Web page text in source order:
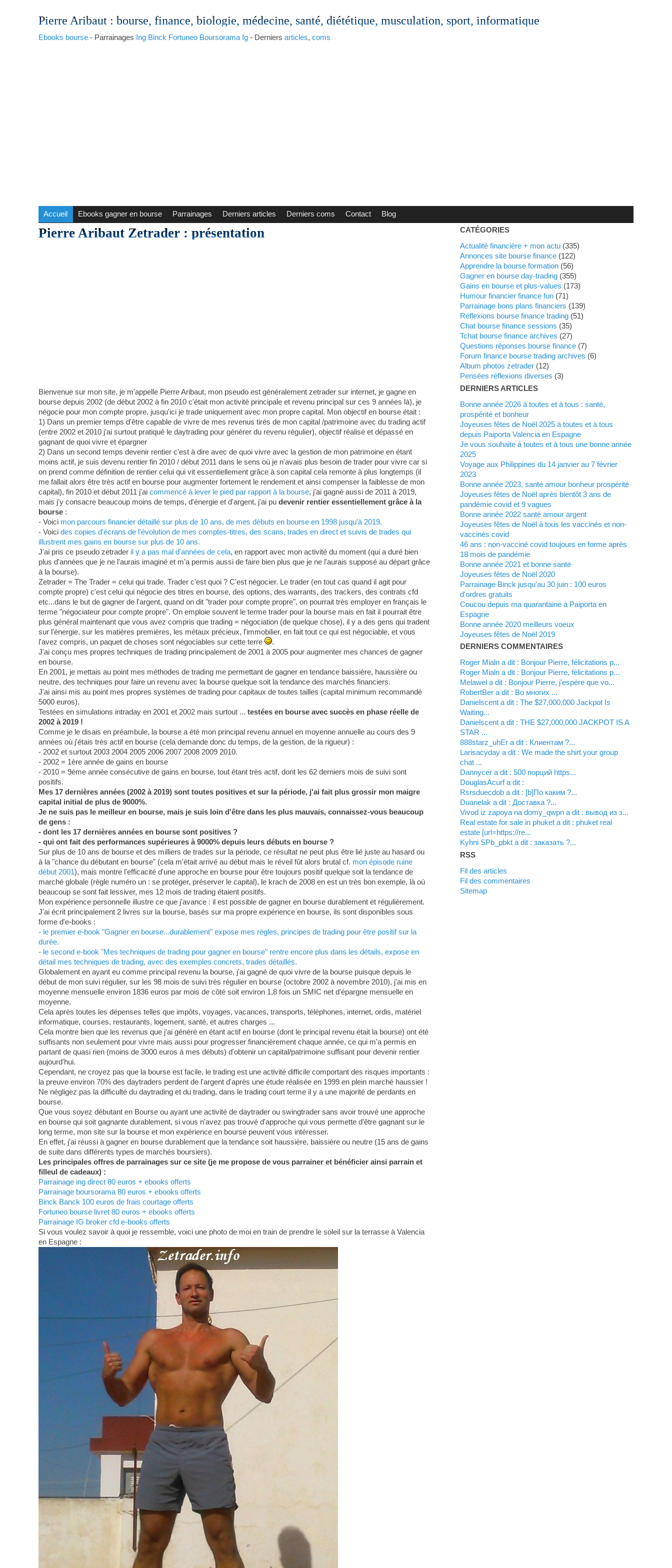
Pierre Aribaut: bourse, finance, biologie, médecine, santé, diététique, musculation, sport, informatique
Ebooks bourse- Parrainages Ing Binck Fortuneo Boursorama Ig- Derniers articles, coms
Accueil Ebooks gagner en bourse Parrainages Derniers articles Derniers coms Contact Blog
Pierre Aribaut Zetrader : présentation
Bienvenue sur mon site, je m'appelle Pierre Aribaut, mon pseudo est généralement zetrader sur internet, je gagne en
bourse depuis 2002 (de début 2002 à fin 2010 c'était mon activité principale et revenu principal sur ces 9 années là), je
négocie pour mon compte propre, jusqu'ici je trade uniquement avec mon propre capital. Mon objectif en bourse était :
1) Dans un premier temps d'être capable de vivre de mes revenus tirés de mon capital /patrimoine avec du trading actif
(entre 2002 et 2010 j'ai surtout pratiqué le daytrading pour générer du revenu régulier), objectif réalisé et dépassé en
gagnant de quoi vivre et épargner
2) Dans un second temps devenir rentier c'est à dire avec de quoi vivre avec la gestion de mon patrimoine en étant
moins actif, je suis devenu rentier fin 2010 / début 2011 dans le sens où je n'avais plus besoin de trader pour vivre car si
on prend comme définition de rentier celui qui vit essentiellement grâce à son capital cela remonte à plus longtemps (il
me fallait alors être très actif en bourse pour augmenter fortement le rendement et ainsi compenser la faiblesse de mon
capital), fin 2010 et début 2011 j'ai commencé à lever le pied par rapport à la bourse, j'ai gagné aussi de 2011 à 2019,
mais j'y consacre beaucoup moins de temps, d'énergie et d'argent, j'ai pu devenir rentier essentiellement grâce à la
bourse:
- Voici mon parcours financier détaillé sur plus de 10 ans, de mes débuts en bourse en 1998 jusqu'à 2019.
- Voici des copies d'écrans de l'évolution de mes comptes-titres, des scans, trades en direct et suivis de trades qui
illustrent mes gains en bourse sur plus de 10 ans.
J'ai pris ce pseudo zetrader il y a pas mal d'années de cela, en rapport avec mon activité du moment (qui a duré bien
plus d'années que je ne l'aurais imaginé et m'a permis aussi de faire bien plus que je ne l'aurais supposé au départ grâce
à la bourse).
Zetrader = The Trader = celui qui trade. Trader c'est quoi ? C'est négocier. Le trader (en tout cas quand il agit pour
compte propre) c'est celui qui négocie des titres en bourse, des options, des warrants, des trackers, des contrats cfd
etc...dans le but de gagner de l'argent, quand on dit "trader pour compte propre", on pourrait très employer en français le
terme "négociateur pour compte propre". On emploie souvent le terme trader pour la bourse mais en fait il pourrait être
plus général maintenant que vous avez compris que trading = négociation (de quelque chose), il y a des gens qui tradent
sur l'énergie, sur les matières premières, les métaux précieux, l'immobilier, en fait tout ce qui est négociable, et vous
l'avez compris, un paquet de choses sont négociables sur cette terre
.
J'ai conçu mes propres techniques de trading principalement de 2001 à 2005 pour augmenter mes chances de gagner
en bourse.
En 2001, je mettais au point mes méthodes de trading me permettant de gagner en tendance baissière, haussière ou
neutre, des techniques pour faire un revenu avec la bourse quelque soit la tendance des marchés financiers.
J'ai ainsi mis au point mes propres systèmes de trading pour capitaux de toutes tailles (capital minimum recommandé
5000 euros).
Testées en simulations intraday en 2001 et 2002 mais surtout ... testées en bourse avec succès en phase réelle de
2002 à 2019 !
Comme je le disais en préambule, la bourse a été mon principal revenu annuel en moyenne annuelle au cours des 9
années où j'étais très actif en bourse (cela demande donc du temps, de la gestion, de la rigueur) :
- 2002 et surtout 2003 2004 2005 2006 2007 2008 2009 2010.
- 2002 = 1ère année de gains en bourse
- 2010 = 9ème année consécutive de gains en bourse, tout étant très actif, dont les 62 derniers mois de suivi sont
positifs.
Mes 17 dernières années (2002 à 2019) sont toutes positives et sur la période, j'ai fait plus grossir mon maigre
capital initial de plus de 9000%.
Je ne suis pas le meilleur en bourse, mais je suis loin d'être dans les plus mauvais, connaissez-vous beaucoup
de gens :
- dont les 17 dernières années en bourse sont positives ?
- qui ont fait des performances supérieures à 9000% depuis leurs débuts en bourse ?
Sur plus de 10 ans de bourse et des milliers de trades sur la période, ce résultat ne peut plus être lié juste au hasard ou
à la "chance du débutant en bourse" (cela m'était arrivé au début mais le réveil fût alors brutal cf. mon épisode ruine
début 2001), mais montre l'efficacité d'une approche en bourse pour être toujours positif quelque soit la tendance de
marché globale (règle numéro un : se protéger, préserver le capital), le krach de 2008 en est un très bon exemple, là où
beaucoup se sont fait lessiver, mes 12 mois de trading étaient positifs.
Mon expérience personnelle illustre ce que j'avance : il est possible de gagner en bourse durablement et régulièrement.
J'ai écrit principalement 2 livres sur la bourse, basés sur ma propre expérience en bourse, ils sont disponibles sous
forme d'e-books :
- le premier e-book "Gagner en bourse...durablement" expose mes règles, principes de trading pour être positif sur la
durée.
- le second e-book "Mes techniques de trading pour gagner en bourse" rentre encore plus dans les détails, expose en
détail mes techniques de trading, avec des exemples concrets, trades détaillés.
Globalement en ayant eu comme principal revenu la bourse, j'ai gagné de quoi vivre de la bourse puisque depuis le
début de mon suivi régulier, sur les 98 mois de suivi très régulier en bourse (octobre 2002 à novembre 2010), j'ai mis en
moyenne mensuelle environ 1836 euros par mois de côté soit environ 1,8 fois un SMIC net d'épargne mensuelle en
moyenne.
Cela après toutes les dépenses telles que impôts, voyages, vacances, transports, téléphones, internet, ordis, matériel
informatique, courses, restaurants, logement, santé, et autres charges ...
Cela montre bien que les revenus que j'ai généré en étant actif en bourse (dont le principal revenu était la bourse) ont été
suffisants non seulement pour vivre mais aussi pour progresser financièrement chaque année, ce qui m'a permis en
partant de quasi rien (moins de 3000 euros à mes débuts) d'obtenir un capital/patrimoine suffisant pour devenir rentier
aujourd'hui.
Cependant, ne croyez pas que la bourse est facile, le trading est une activité difficile comportant des risques importants :
la preuve environ 70% des daytraders perdent de l'argent d'après une étude réalisée en 1999 en plein marché haussier !
Ne négligez pas la difficulté du daytrading et du trading, dans le trading court terme il y a une majorité de perdants en
bourse.
Que vous soyez débutant en Bourse ou ayant une activité de daytrader ou swingtrader sans avoir trouvé une approche
en bourse qui soit gagnante durablement, si vous n'avez pas trouvé d'approche qui vous permette d'être gagnant sur le
long terme, mon site sur la bourse et mon expérience en bourse peuvent vous intéresser.
En effet, j'ai réussi à gagner en bourse durablement que la tendance soit haussière, baissière ou neutre (15 ans de gains
de suite dans différents types de marchés boursiers).
Les principales offres de parrainages sur ce site (je me propose de vous parrainer et bénéficier ainsi parrain et
filleul de cadeaux) :
Parrainage ing direct 80 euros + ebooks offerts
Parrainage boursorama 80 euros + ebooks offerts
Binck Banck 100 euros de frais courtage offerts
Fortuneo bourse livret 80 euros + ebooks offerts
Parrainage IG broker cfd e-books offerts
Si vous voulez savoir à quoi je ressemble, voici une photo de moi en train de prendre le soleil sur la terrasse à Valencia
en Espagne :
CATÉGORIES
Actualité financière + mon actu (335)
Annonces site bourse finance (122)
Apprendre la bourse formation (56)
Gagner en bourse day-trading (355)
Gains en bourse et plus-values (173)
Humour financier finance fun (71)
Parrainage bons plans financiers (139)
Réflexions bourse finance trading (51)
Chat bourse finance sessions (35)
Tchat bourse finance archives (27)
Questions réponses bourse finance (7)
Forum finance bourse trading archives (6)
Album photos zetrader (12)
Pensées réflexions diverses (3)
DERNIERS ARTICLES
Bonne année 2026 à toutes et à tous : santé,
prospérité et bonheur
Joyeuses fêtes de Noël 2025 à toutes et à tous
depuis Paiporta Valencia en Espagne
Je vous souhaite à toutes et à tous une bonne année
2025
Voyage aux Philippines du 14 janvier au 7 février
2023
Bonne année 2023, santé amour bonheur prospérité
Joyeuses fêtes de Noël après bientôt 3 ans de
pandémie covid et 9 vagues
Bonne année 2022 santé amour argent
Joyeuses fêtes de Noël à tous les vaccinés et non-
vaccinés covid
46 ans : non-vacciné covid toujours en forme après
18 mois de pandémie
Bonne année 2021 et bonne santé
Joyeuses fêtes de Noël 2020
Parrainage Binck jusqu'au 30 juin : 100 euros
d'ordres gratuits
Coucou depuis ma quarantaine à Paiporta en
Espagne
Bonne année 2020 meilleurs voeux
Joyeuses fêtes de Noël 2019
DERNIERS COMMENTAIRES
Roger Mialn a dit : Bonjour Pierre, félicitations p...
Roger Mialn a dit : Bonjour Pierre, félicitations p...
Melawel a dit : Bonjour Pierre, j'espère que vo...
RobertBer a dit : Во многих ...
Danielscent a dit : The $27,000,000 Jackpot Is
Waiting...
Danielscent a dit : THE $27,000,000 JACKPOT IS A
STAR ...
888starz_uhEr a dit : Клиентам ?...
Larisacyday a dit : We made the shirt your group
chat ...
Dannycer a dit : 500 порций https...
DouglasAcurf a dit :
Rsrsduecdob a dit : [b]По каким ?...
Duanelak a dit : Доставка ?...
vivod iz zapoya na domy_qwpn a dit : вывод из з...
real estate for sale in phuket a dit : phuket real
estate [url=https://re...
kyhni SPb_pbkt a dit : заказать ?...
RSS
Fil des articles
Fil des commentaires
Sitemap